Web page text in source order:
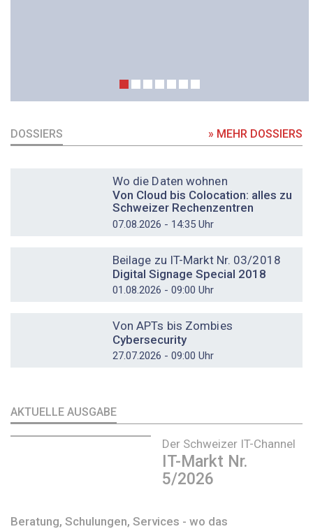
DOSSIERS » MEHR DOSSIERS
Wo die Daten wohnen
Von Cloud bis Colocation: alles zu
Schweizer Rechenzentren
07.08.2026 - 14:35 Uhr
Beilage zu IT-Markt Nr. 03/2018
Digital Signage Special 2018
01.08.2026 - 09:00 Uhr
Von APTs bis Zombies
Cybersecurity
27.07.2026 - 09:00 Uhr
AKTUELLE AUSGABE
Der Schweizer IT-Channel
IT-Markt Nr.
5/2026
Beratung, Schulungen, Services - wo das